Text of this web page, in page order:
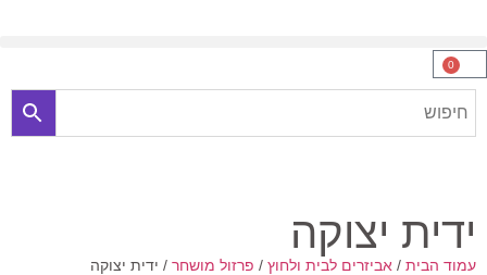
0
ידית יצוקה
עמוד הבית/ אביזרים לבית ולחוץ/ פרזול מושחר/ ידית יצוקה